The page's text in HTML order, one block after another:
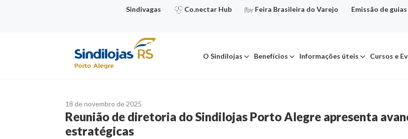
Sindivagas Co.nectar Hub Feira Brasileira do Varejo Emissão de guias
O Sindilojas Benefícios Informações úteis Cursos e
18 de novembro de 2025
Reunião de diretoria do Sindilojas Porto Alegre apresenta
estratégicas